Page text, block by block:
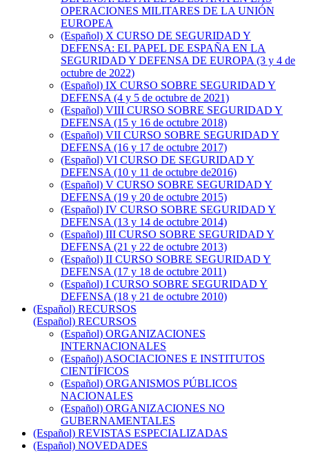
OPERACIONES MILITARES DE LA UNIÓN
EUROPEA
(Español) X CURSO DE SEGURIDAD Y
DEFENSA: EL PAPEL DE ESPAÑA EN LA
SEGURIDAD Y DEFENSA DE EUROPA (3 y 4 de
octubre de 2022)
(Español) IX CURSO SOBRE SEGURIDAD Y
DEFENSA (4 y 5 de octubre de 2021)
(Español) VIII CURSO SOBRE SEGURIDAD Y
DEFENSA (15 y 16 de octubre 2018)
(Español) VII CURSO SOBRE SEGURIDAD Y
DEFENSA (16 y 17 de octubre 2017)
(Español) VI CURSO DE SEGURIDAD Y
DEFENSA (10 y 11 de octubre de2016)
(Español) V CURSO SOBRE SEGURIDAD Y
DEFENSA (19 y 20 de octubre 2015)
(Español) IV CURSO SOBRE SEGURIDAD Y
DEFENSA (13 y 14 de octubre 2014)
(Español) III CURSO SOBRE SEGURIDAD Y
DEFENSA (21 y 22 de octubre 2013)
(Español) II CURSO SOBRE SEGURIDAD Y
DEFENSA (17 y 18 de octubre 2011)
(Español) I CURSO SOBRE SEGURIDAD Y
DEFENSA (18 y 21 de octubre 2010)
(Español) RECURSOS
(Español) RECURSOS
(Español) ORGANIZACIONES
INTERNACIONALES
(Español) ASOCIACIONES E INSTITUTOS
CIENTÍFICOS
(Español) ORGANISMOS PÚBLICOS
NACIONALES
(Español) ORGANIZACIONES NO
GUBERNAMENTALES
(Español) REVISTAS ESPECIALIZADAS
(Español) NOVEDADES